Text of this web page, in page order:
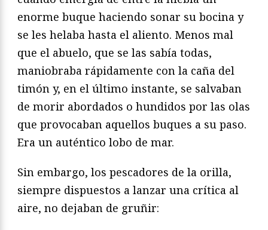
enorme buque haciendo sonar su bocina y
se les helaba hasta el aliento. Menos mal
que el abuelo, que se las sabía todas,
maniobraba rápidamente con la caña del
timón y, en el último instante, se salvaban
de morir abordados o hundidos por las olas
que provocaban aquellos buques a su paso.
Era un auténtico lobo de mar.
Sin embargo, los pescadores de la orilla,
siempre dispuestos a lanzar una crítica al
aire, no dejaban de gruñir: